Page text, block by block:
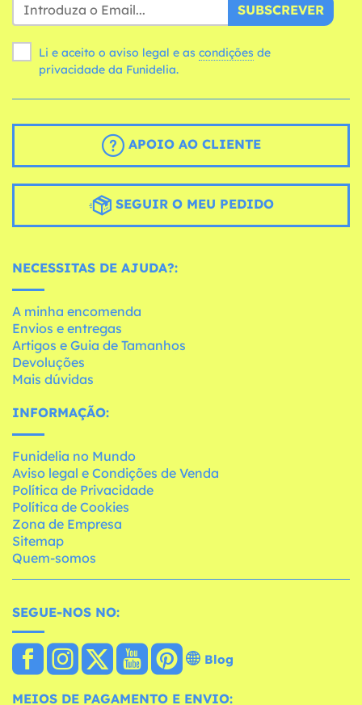
SUBSCREVER
Li e aceito o aviso legal e as condições
privacidade da Funidelia.
APOIO AO CLIENTE
SEGUIR O MEU PEDIDO
NECESSITAS DE AJUDA?:
A minha encomenda
Envios e entregas
Artigos e Guia de Tamanhos
Devoluções
Mais dúvidas
INFORMAÇÃO:
Funidelia no Mundo
Aviso legal e Condições de Venda
Política de Privacidade
Política de Cookies
Zona de Empresa
Sitemap
Quem-somos
SEGUE-NOS NO:
Blog
MEIOS DE PAGAMENTO E ENVIO: